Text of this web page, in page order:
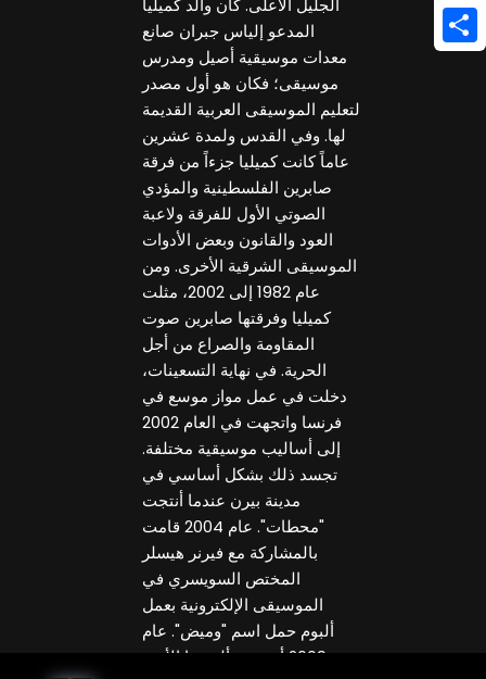
الجليل الأعلى. كان والد كميليا
المدعو إلياس جبران صانع
معدات موسيقية أصيل ومدرس
موسيقى؛ فكان هو أول مصدر
لتعليم الموسيقى العربية القديمة
لها. وفي القدس ولمدة عشرين
عاماً كانت كميليا جزءاً من فرقة
صابرين الفلسطينية والمؤدي
الصوتي الأول للفرقة ولاعبة
العود والقانون وبعض الأدوات
الموسيقى الشرقية الأخرى. ومن
عام 1982 إلى 2002، مثلت
كميليا وفرقتها صابرين صوت
المقاومة والصراع من أجل
الحرية. في نهاية التسعينات،
دخلت في عمل مواز موسع في
فرنسا واتجهت في العام 2002
إلى أساليب موسيقية مختلفة.
تجسد ذلك بشكل أساسي في
مدينة بيرن عندما أنتجت
"محطات". عام 2004 قامت
بالمشاركة مع فيرنر هيسلر
المختص السويسري في
الموسيقى الإلكترونية بعمل
ألبوم حمل اسم "وميض". عام
2009 أصدرت ألبومها الأخير